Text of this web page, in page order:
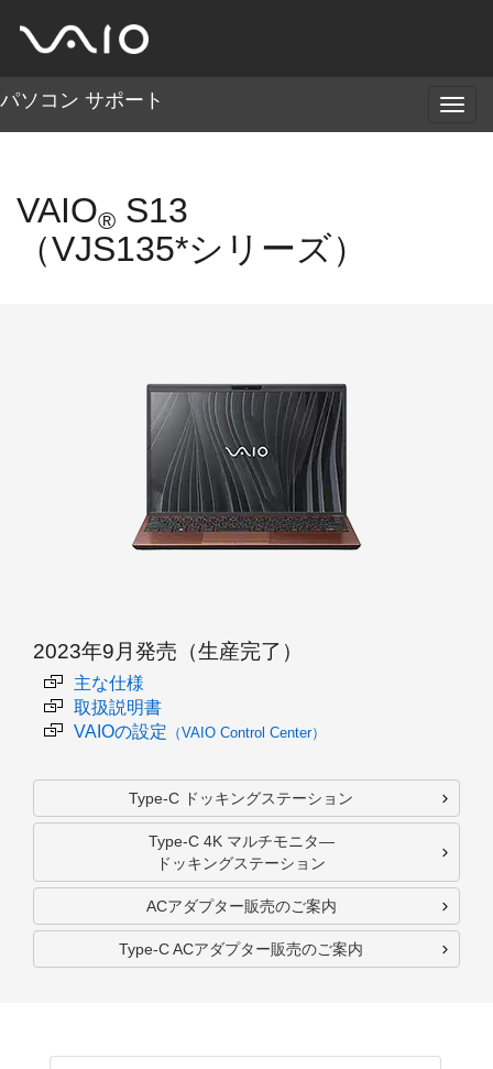
メ
ニ
パソコン サポート
VAIO® S13
（VJS135*シリーズ）
2023年9月発売（生産完了）
主な仕様
取扱説明書
VAIOの設定 （VAIO Control Center）
Type-C ドッキングステーション
Type-C 4K マルチモニタ―
ドッキングステーション
ACアダプター販売のご案内
Type-C ACアダプター販売のご案内